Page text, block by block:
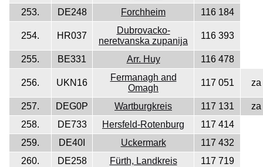
253.
DE248 Forchheim 116 184
254. HR037
Dubrovacko-
neretvanska zupanija
116 393
255. BE331 Arr. Huy 116 478
256. UKN16
Fermanagh and
Omagh
117 051 za
257. DEG0P Wartburgkreis 117 131
za
258.
DE733 Hersfeld-Rotenburg
117 414
259.
DE40I Uckermark
117 432
260.
DE258 Fürth, Landkreis
117 719